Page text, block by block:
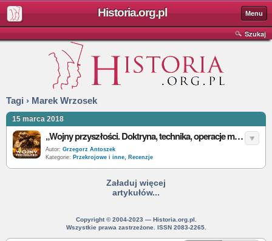
Historia.org.pl Menu
Szukaj
Tagi › Marek Wrzosek
15 marca 2018
„Wojny przyszłości. Doktryna, technika, operacje militarne” – M. Wrzosek – recenzja
Autor: Grzegorz Antoszek
Kategorie: Przekrojowe i inne, Recenzje
Załaduj więcej
artykułów...
Copyright © 2004-2023 — Historia.org.pl.
Wszystkie prawa zastrzeżone. ISSN 2083-2265.